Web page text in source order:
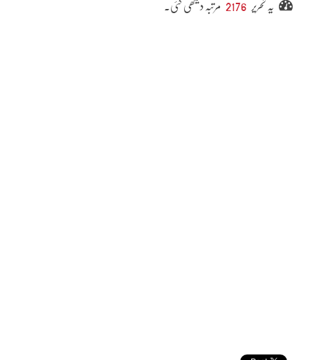
یہ تحریر 2176 مرتبہ دیکھی گئی۔